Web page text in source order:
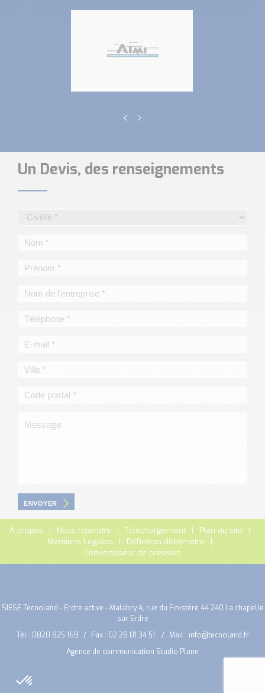
Un Devis, des renseignements
ENVOYER
A propos Nous rejoindre Téléchargement
Plan du site
Mentions Légales
Définition débitmètre
Convertisseur de pression
SIEGE Tecnoland - Erdre active - Malabry 4, rue du Finistère 44 240 La chapelle
sur Erdre
Tél : 0820 825 169 Fax : 02 28 01 34 51 Mail : info@tecnoland.fr
Agence de communication Studio Plune